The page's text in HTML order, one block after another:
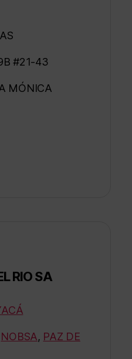
#21-43
MÓNICA
RIO SA
NOBSA, PAZ DE